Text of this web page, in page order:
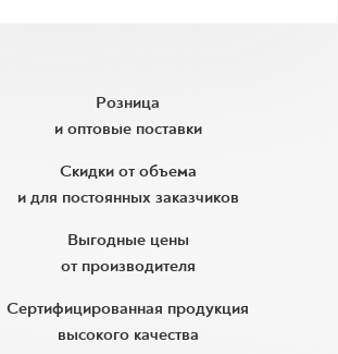
Розница
и оптовые поставки
Скидки от объема
и для постоянных заказчиков
Выгодные цены
от производителя
Сертифицированная продукция
высокого качества